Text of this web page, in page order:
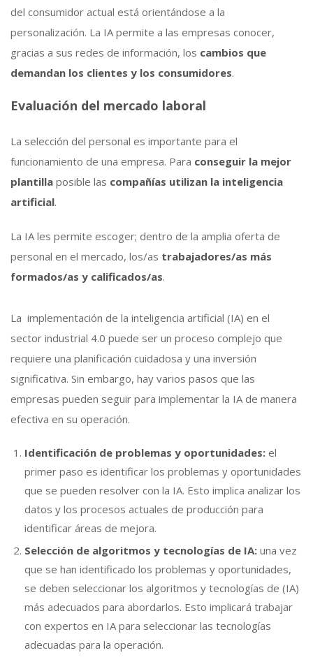
del consumidor actual está orientándose a la
personalización. La IA permite a las empresas conocer,
gracias a sus redes de información, los cambios que
demandan los clientes y los consumidores.
Evaluación del mercado laboral
La selección del personal es importante para el
funcionamiento de una empresa. Para conseguir la mejor
plantilla posible las compañías utilizan la inteligencia
artificial.
La IA les permite escoger; dentro de la amplia oferta de
personal en el mercado, los/as trabajadores/as más
formados/as y calificados/as.
La implementación de la inteligencia artificial (IA) en el
sector industrial 4.0 puede ser un proceso complejo que
requiere una planificación cuidadosa y una inversión
significativa. Sin embargo, hay varios pasos que las
empresas pueden seguir para implementar la IA de manera
efectiva en su operación.
Identificación de problemas y oportunidades: el
primer paso es identificar los problemas y oportunidades
que se pueden resolver con la IA. Esto implica analizar los
datos y los procesos actuales de producción para
identificar áreas de mejora.
Selección de algoritmos y tecnologías de IA: una vez
que se han identificado los problemas y oportunidades,
se deben seleccionar los algoritmos y tecnologías de (IA)
más adecuados para abordarlos. Esto implicará trabajar
con expertos en IA para seleccionar las tecnologías
adecuadas para la operación.